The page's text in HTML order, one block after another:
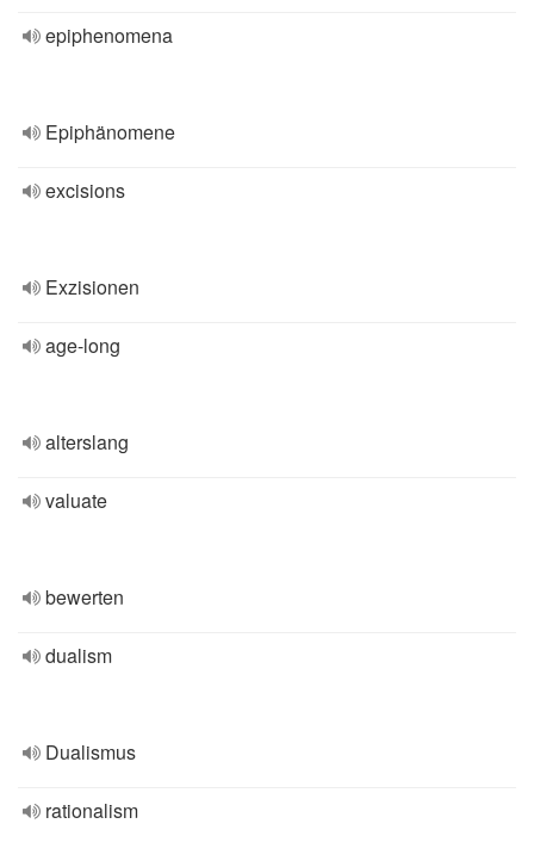
epiphenomena
Epiphänomene
excisions
Exzisionen
age-long
alterslang
valuate
bewerten
dualism
Dualismus
rationalism